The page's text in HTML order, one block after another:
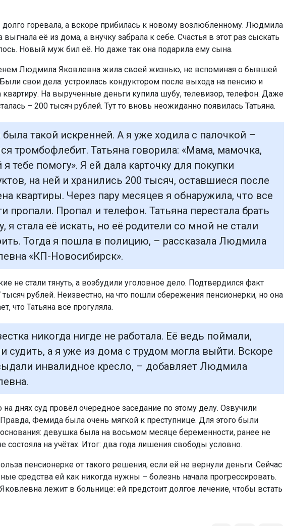
долго горевала, а вскоре прибилась к новому возлюбленному. Людмила
её из дома, а внучку забрала к себе. Счастья в этот раз сыскать
Новый муж бил её. Но даже так она подарила ему сына.
Людмила Яковлевна жила своей жизнью, не вспоминая о бывшей
свои дела: устроилась кондуктором после выхода на пенсию и
квартиру. На вырученные деньги купила шубу, телевизор, телефон. Даже
– 200 тысяч рублей. Тут то вновь неожиданно появилась Татьяна.
была такой искренней. А я уже ходила с палочкой –
тромбофлебит. Татьяна говорила: «Мама, мамочка,
я тебе помогу». Я ей дала карточку для покупки
на ней и хранились 200 тысяч, оставшиеся после
квартиры. Через пару месяцев я обнаружила, что все
пропали. Пропал и телефон. Татьяна перестала брать
я стала её искать, но её родители со мной не стали
Тогда я пошла в полицию, – рассказала Людмила
«КП-Новосибирск».
не стали тянуть, а возбудили уголовное дело. Подтвердился факт
рублей. Неизвестно, на что пошли сбережения пенсионерки, но она
что Татьяна всё прогуляла.
никогда нигде не работала. Её ведь поймали,
судить, а я уже из дома с трудом могла выйти. Вскоре
инвалидное кресло, – добавляет Людмила
на днях суд провёл очередное заседание по этому делу. Озвучили
Фемида была очень мягкой к преступнице. Для этого были
девушка была на восьмом месяце беременности, ранее не
состояла на учётах. Итог: два года лишения свободы условно.
пенсионерке от такого решения, если ей не вернули деньги. Сейчас
средства ей как никогда нужны – болезнь начала прогрессировать.
лежит в больнице: ей предстоит долгое лечение, чтобы встать